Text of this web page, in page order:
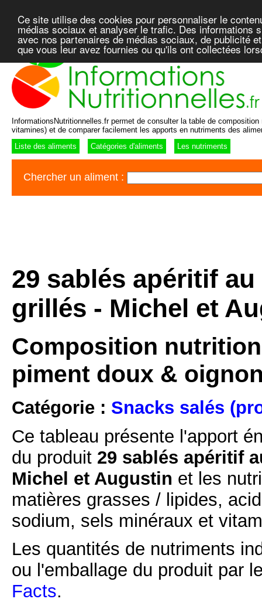
Ce site utilise des cookies pour personnaliser le
médias sociaux et analyser le trafic. Des informations
avec nos partenaires de médias sociaux, de publicité
que vous leur avez fournies ou qu'ils ont collectées
InformationsNutritionnelles.fr permet de consulter la table de
vitamines) et de comparer facilement les apports en nutriments des
Liste des aliments
Catégories d'aliments Les nutriments
Chercher un aliment :
29 sablés apéritif
grillés - Michel et
Composition
piment doux &
Catégorie : Snacks salés
Ce tableau présente l'apport
du produit 29 sablés apéritif
Michel et Augustin et les
matières grasses / lipides,
sodium, sels minéraux et
Les quantités de nutriments
ou l'emballage du produit par
Facts.